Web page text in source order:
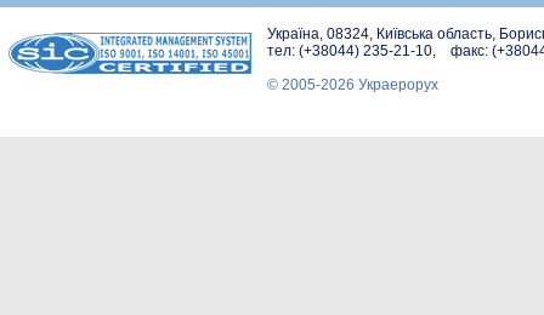
Україна, 08324, Київська область,
тел: (+38044) 235-21-10, факс:
© 2005-2026 Украерорух